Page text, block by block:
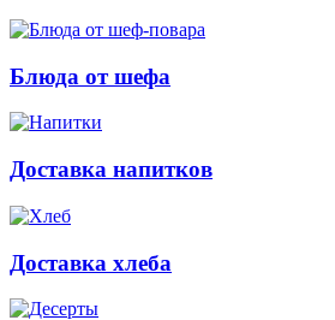
Блюда от шефа
Доставка напитков
Доставка хлеба